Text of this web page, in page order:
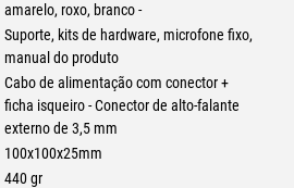
amarelo, roxo, branco -
Suporte, kits de hardware, microfone fixo,
manual do produto
Cabo de alimentação com conector +
ficha isqueiro - Conector de alto-falante
externo de 3,5 mm
100x100x25mm
440 gr